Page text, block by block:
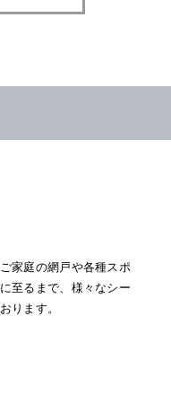
家庭の網戸や各種スポ
至るまで、様々なシー
ります。